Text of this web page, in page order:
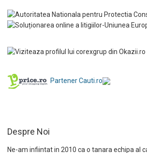
Partener Cauti.ro
Despre Noi
Ne-am infiintat in 2010 ca o tanara echipa al